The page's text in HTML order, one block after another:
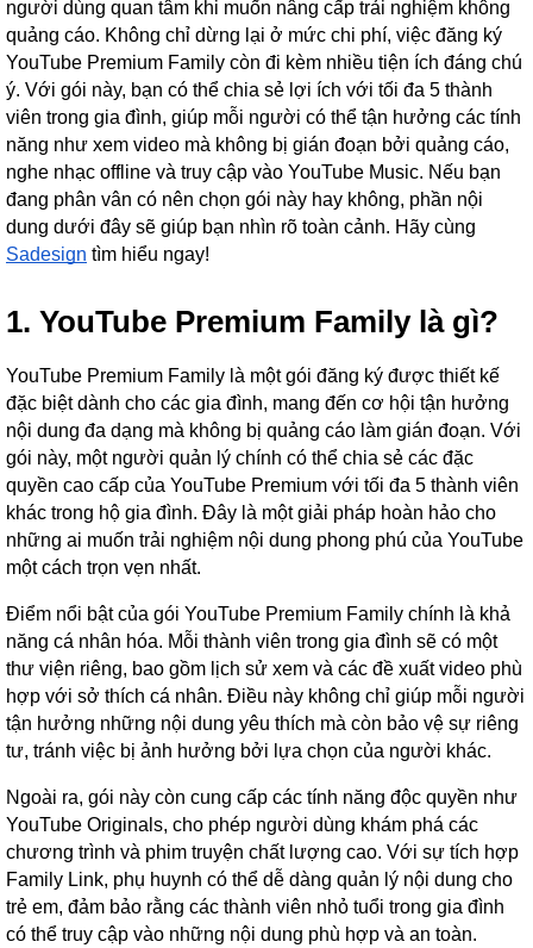
người dùng quan tâm khi muốn nâng cấp trải nghiệm không
quảng cáo. Không chỉ dừng lại ở mức chi phí, việc đăng ký
YouTube Premium Family còn đi kèm nhiều tiện ích đáng chú
ý. Với gói này, bạn có thể chia sẻ lợi ích với tối đa 5 thành
viên trong gia đình, giúp mỗi người có thể tận hưởng các tính
năng như xem video mà không bị gián đoạn bởi quảng cáo,
nghe nhạc offline và truy cập vào YouTube Music. Nếu bạn
đang phân vân có nên chọn gói này hay không, phần nội
dung dưới đây sẽ giúp bạn nhìn rõ toàn cảnh. Hãy cùng
Sadesign tìm hiểu ngay!
1. YouTube Premium Family là gì?
YouTube Premium Family là một gói đăng ký được thiết kế
đặc biệt dành cho các gia đình, mang đến cơ hội tận hưởng
nội dung đa dạng mà không bị quảng cáo làm gián đoạn. Với
gói này, một người quản lý chính có thể chia sẻ các đặc
quyền cao cấp của YouTube Premium với tối đa 5 thành viên
khác trong hộ gia đình. Đây là một giải pháp hoàn hảo cho
những ai muốn trải nghiệm nội dung phong phú của YouTube
một cách trọn vẹn nhất.
Điểm nổi bật của gói YouTube Premium Family chính là khả
năng cá nhân hóa. Mỗi thành viên trong gia đình sẽ có một
thư viện riêng, bao gồm lịch sử xem và các đề xuất video phù
hợp với sở thích cá nhân. Điều này không chỉ giúp mỗi người
tận hưởng những nội dung yêu thích mà còn bảo vệ sự riêng
tư, tránh việc bị ảnh hưởng bởi lựa chọn của người khác.
Ngoài ra, gói này còn cung cấp các tính năng độc quyền như
YouTube Originals, cho phép người dùng khám phá các
chương trình và phim truyện chất lượng cao. Với sự tích hợp
Family Link, phụ huynh có thể dễ dàng quản lý nội dung cho
trẻ em, đảm bảo rằng các thành viên nhỏ tuổi trong gia đình
có thể truy cập vào những nội dung phù hợp và an toàn.